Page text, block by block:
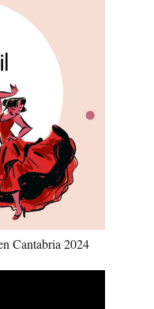
Cantabria 2024